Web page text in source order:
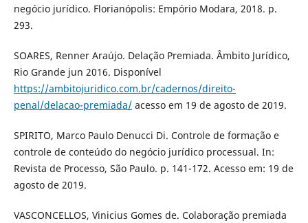
negócio jurídico. Florianópolis: Empório Modara, 2018. p.
293.
SOARES, Renner Araújo. Delação Premiada. Âmbito Jurídico,
Rio Grande jun 2016. Disponível
https://ambitojuridico.com.br/cadernos/direito-
penal/delacao-premiada/acesso em 19 de agosto de 2019.
SPIRITO, Marco Paulo Denucci Di. Controle de formação e
controle de conteúdo do negócio jurídico processual. In:
Revista de Processo, São Paulo. p. 141-172. Acesso em: 19 de
agosto de 2019.
VASCONCELLOS, Vinicius Gomes de. Colaboração premiada